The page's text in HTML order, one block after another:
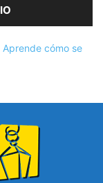
Aprende cómo se